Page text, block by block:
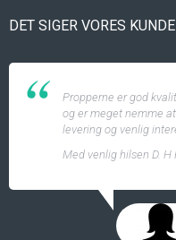
DET SIGER VORES
Propperne er god
og er meget nemme
levering og venlig
Med venlig hilsen D. H